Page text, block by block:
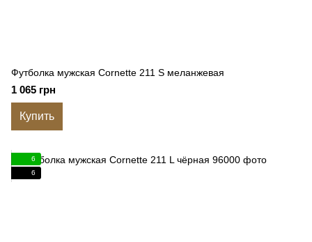
Футболка мужская Cornette 211 S меланжевая
1 065 грн
Купить
6
6